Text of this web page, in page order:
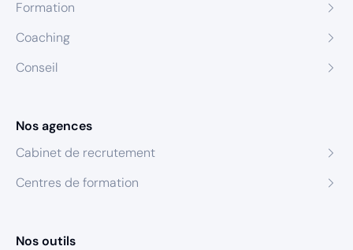
Formation
Coaching
Conseil
Nos agences
Cabinet de recrutement
Centres de formation
Nos outils